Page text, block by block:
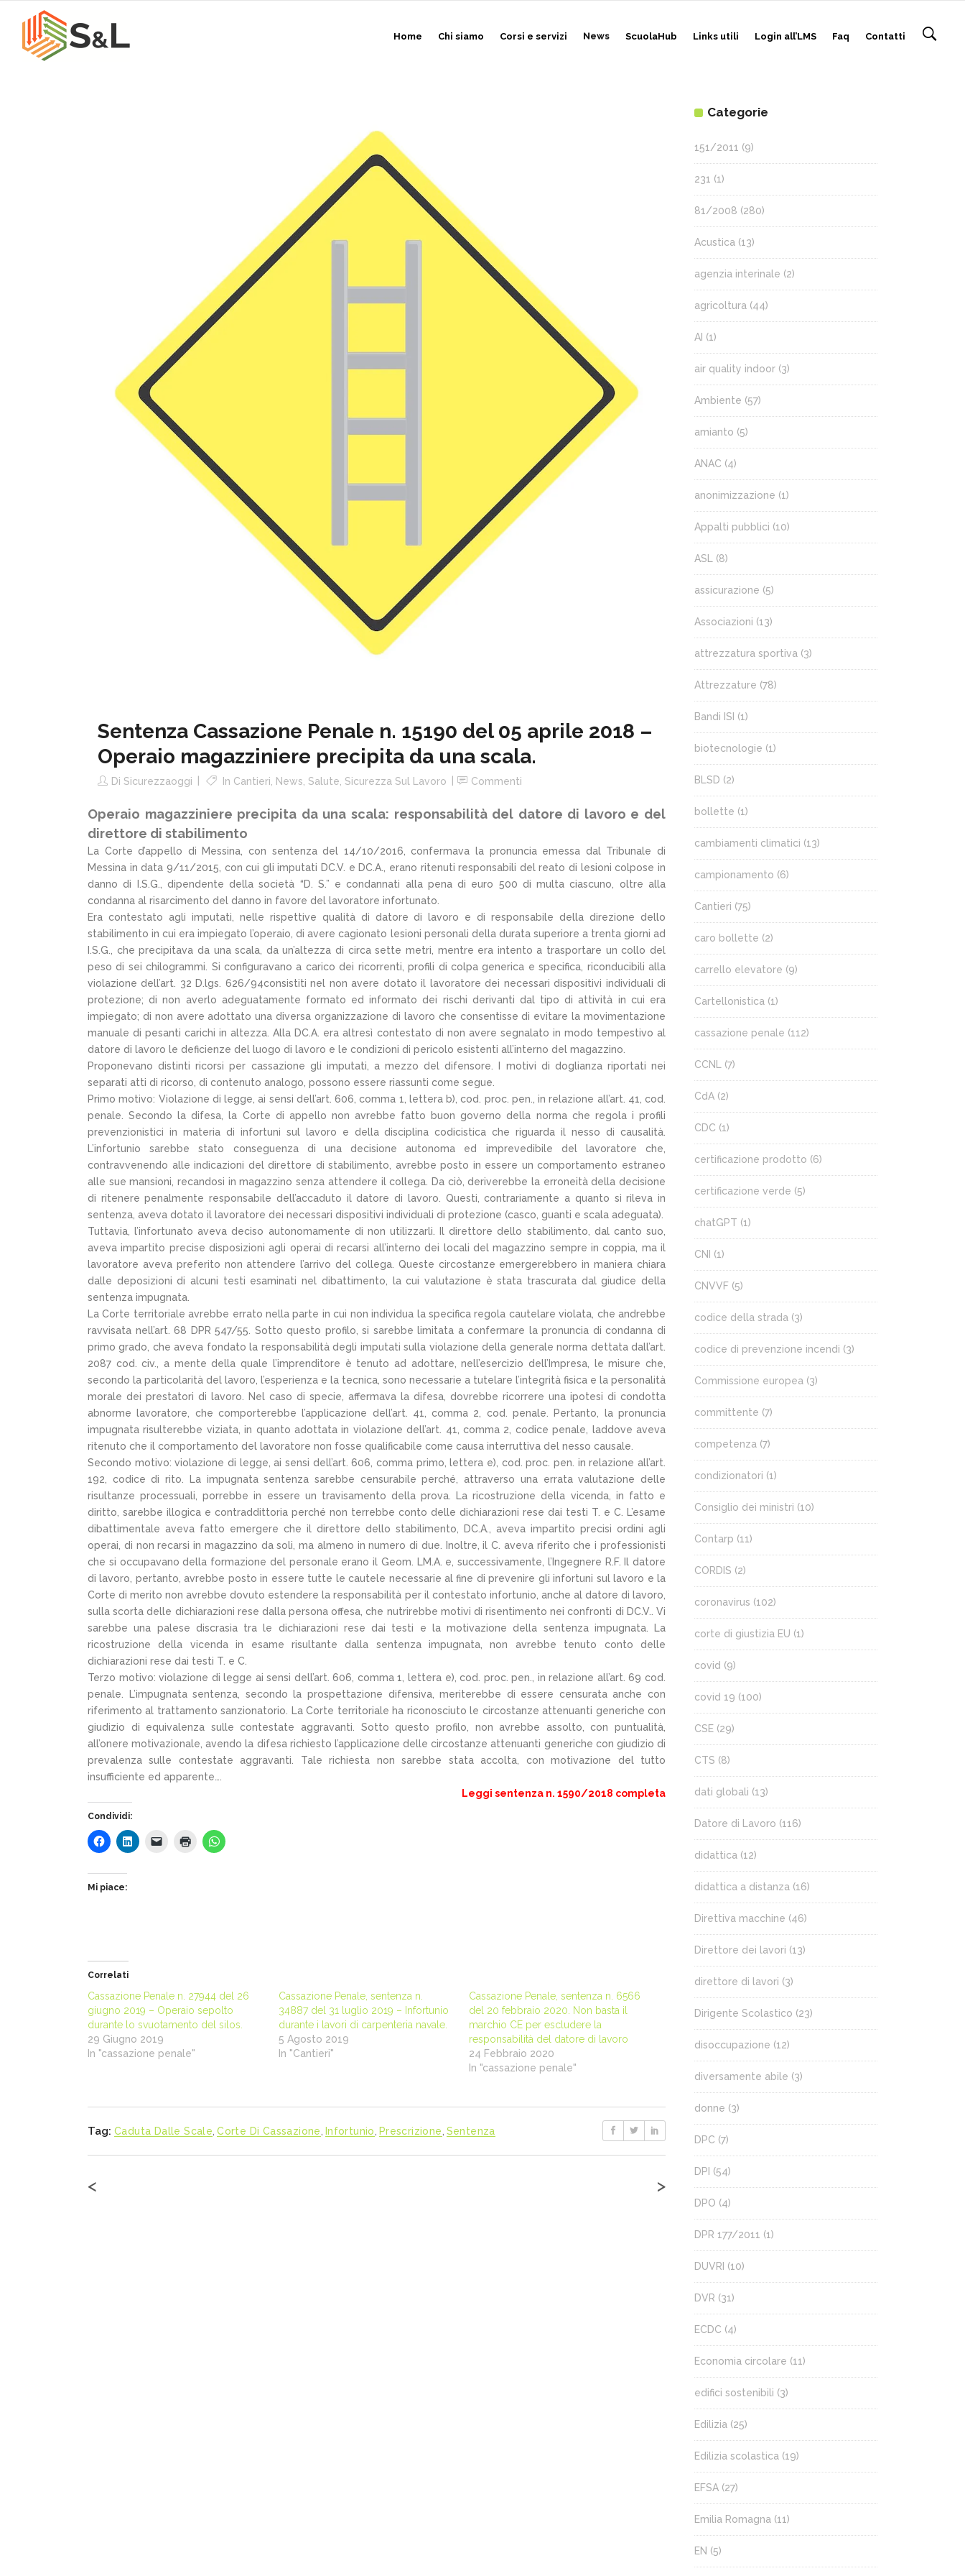
Home Chi siamo Corsi e servizi News ScuolaHub Links utili Login all’LMS Faq Contatti
Sentenza Cassazione Penale n. 15190 del 05 aprile 2018 –
Operaio magazziniere precipita da una scala.
Di Sicurezzaoggi In Cantieri News Salute Sicurezza Sul Lavoro Commenti
Operaio magazziniere precipita da una scala: responsabilità del datore di lavoro e del
direttore di stabilimento
La Corte d’appello di Messina, con sentenza del 14/10/2016, confermava la pronuncia emessa dal Tribunale di
Messina in data 9/11/2015, con cui gli imputati DC.V. e DC.A., erano ritenuti responsabili del reato di lesioni colpose in
danno di I.S.G., dipendente della società “D. S.” e condannati alla pena di euro 500 di multa ciascuno, oltre alla
condanna al risarcimento del danno in favore del lavoratore infortunato.
Era contestato agli imputati, nelle rispettive qualità di datore di lavoro e di responsabile della direzione dello
stabilimento in cui era impiegato l’operaio, di avere cagionato lesioni personali della durata superiore a trenta giorni ad
I.S.G., che precipitava da una scala, da un’altezza di circa sette metri, mentre era intento a trasportare un collo del
peso di sei chilogrammi. Si configuravano a carico dei ricorrenti, profili di colpa generica e specifica, riconducibili alla
violazione dell’art. 32 D.lgs. 626/94consistiti nel non avere dotato il lavoratore dei necessari dispositivi individuali di
protezione; di non averlo adeguatamente formato ed informato dei rischi derivanti dal tipo di attività in cui era
impiegato; di non avere adottato una diversa organizzazione di lavoro che consentisse di evitare la movimentazione
manuale di pesanti carichi in altezza. Alla DC.A. era altresì contestato di non avere segnalato in modo tempestivo al
datore di lavoro le deficienze del luogo di lavoro e le condizioni di pericolo esistenti all’interno del magazzino.
Proponevano distinti ricorsi per cassazione gli imputati, a mezzo del difensore. I motivi di doglianza riportati nei
separati atti di ricorso, di contenuto analogo, possono essere riassunti come segue.
Primo motivo: Violazione di legge, ai sensi dell’art. 606, comma 1, lettera b), cod. proc. pen., in relazione all’art. 41, cod.
penale. Secondo la difesa, la Corte di appello non avrebbe fatto buon governo della norma che regola i profili
prevenzionistici in materia di infortuni sul lavoro e della disciplina codicistica che riguarda il nesso di causalità.
L’infortunio sarebbe stato conseguenza di una decisione autonoma ed imprevedibile del lavoratore che,
contravvenendo alle indicazioni del direttore di stabilimento, avrebbe posto in essere un comportamento estraneo
alle sue mansioni, recandosi in magazzino senza attendere il collega. Da ciò, deriverebbe la erroneità della decisione
di ritenere penalmente responsabile dell’accaduto il datore di lavoro. Questi, contrariamente a quanto si rileva in
sentenza, aveva dotato il lavoratore dei necessari dispositivi individuali di protezione (casco, guanti e scala adeguata).
Tuttavia, l’infortunato aveva deciso autonomamente di non utilizzarli. Il direttore dello stabilimento, dal canto suo,
aveva impartito precise disposizioni agli operai di recarsi all’interno dei locali del magazzino sempre in coppia, ma il
lavoratore aveva preferito non attendere l’arrivo del collega. Queste circostanze emergerebbero in maniera chiara
dalle deposizioni di alcuni testi esaminati nel dibattimento, la cui valutazione è stata trascurata dal giudice della
sentenza impugnata.
La Corte territoriale avrebbe errato nella parte in cui non individua la specifica regola cautelare violata, che andrebbe
ravvisata nell’art. 68 DPR 547/55. Sotto questo profilo, si sarebbe limitata a confermare la pronuncia di condanna di
primo grado, che aveva fondato la responsabilità degli imputati sulla violazione della generale norma dettata dall’art.
2087 cod. civ., a mente della quale l’imprenditore è tenuto ad adottare, nell’esercizio dell’Impresa, le misure che,
secondo la particolarità del lavoro, l’esperienza e la tecnica, sono necessarie a tutelare l’integrità fisica e la personalità
morale dei prestatori di lavoro. Nel caso di specie, affermava la difesa, dovrebbe ricorrere una ipotesi di condotta
abnorme lavoratore, che comporterebbe l’applicazione dell’art. 41, comma 2, cod. penale. Pertanto, la pronuncia
impugnata risulterebbe viziata, in quanto adottata in violazione dell’art. 41, comma 2, codice penale, laddove aveva
ritenuto che il comportamento del lavoratore non fosse qualificabile come causa interruttiva del nesso causale.
Secondo motivo: violazione di legge, ai sensi dell’art. 606, comma primo, lettera e), cod. proc. pen. in relazione all’art.
192, codice di rito. La impugnata sentenza sarebbe censurabile perché, attraverso una errata valutazione delle
risultanze processuali, porrebbe in essere un travisamento della prova. La ricostruzione della vicenda, in fatto e
diritto, sarebbe illogica e contraddittoria perché non terrebbe conto delle dichiarazioni rese dai testi T. e C. L’esame
dibattimentale aveva fatto emergere che il direttore dello stabilimento, DC.A., aveva impartito precisi ordini agli
operai, di non recarsi in magazzino da soli, ma almeno in numero di due. Inoltre, il C. aveva riferito che i professionisti
che si occupavano della formazione del personale erano il Geom. LM.A. e, successivamente, l’Ingegnere R.F. Il datore
di lavoro, pertanto, avrebbe posto in essere tutte le cautele necessarie al fine di prevenire gli infortuni sul lavoro e la
Corte di merito non avrebbe dovuto estendere la responsabilità per il contestato infortunio, anche al datore di lavoro,
sulla scorta delle dichiarazioni rese dalla persona offesa, che nutrirebbe motivi di risentimento nei confronti di DC.V.. Vi
sarebbe una palese discrasia tra le dichiarazioni rese dai testi e la motivazione della sentenza impugnata. La
ricostruzione della vicenda in esame risultante dalla sentenza impugnata, non avrebbe tenuto conto delle
dichiarazioni rese dai testi T. e C.
Terzo motivo: violazione di legge ai sensi dell’art. 606, comma 1, lettera e), cod. proc. pen., in relazione all’art. 69 cod.
penale. L’impugnata sentenza, secondo la prospettazione difensiva, meriterebbe di essere censurata anche con
riferimento al trattamento sanzionatorio. La Corte territoriale ha riconosciuto le circostanze attenuanti generiche con
giudizio di equivalenza sulle contestate aggravanti. Sotto questo profilo, non avrebbe assolto, con puntualità,
all’onere motivazionale, avendo la difesa richiesto l’applicazione delle circostanze attenuanti generiche con giudizio di
prevalenza sulle contestate aggravanti. Tale richiesta non sarebbe stata accolta, con motivazione del tutto
insufficiente ed apparente….
Leggi sentenza n. 1590/2018 completa
Condividi:
Mi piace:
Correlati
Cassazione Penale n. 27944 del 26
giugno 2019 – Operaio sepolto
durante lo svuotamento del silos.
29 Giugno 2019
In "cassazione penale"
Cassazione Penale, sentenza n.
34887 del 31 luglio 2019 – Infortunio
durante i lavori di carpenteria navale.
5 Agosto 2019
In "Cantieri"
Cassazione Penale, sentenza n. 6566
del 20 febbraio 2020. Non basta il
marchio CE per escludere la
responsabilità del datore di lavoro
24 Febbraio 2020
In "cassazione penale"
Tag: Caduta Dalle Scale Corte Di Cassazione Infortunio Prescrizione Sentenza
< >
Categorie
151/2011 (9)
231 (1)
81/2008 (280)
Acustica (13)
agenzia interinale (2)
agricoltura (44)
AI (1)
air quality indoor (3)
Ambiente (57)
amianto (5)
ANAC (4)
anonimizzazione (1)
Appalti pubblici (10)
ASL (8)
assicurazione (5)
Associazioni (13)
attrezzatura sportiva (3)
Attrezzature (78)
Bandi ISI (1)
biotecnologie (1)
BLSD (2)
bollette (1)
cambiamenti climatici (13)
campionamento (6)
Cantieri (75)
caro bollette (2)
carrello elevatore (9)
Cartellonistica (1)
cassazione penale (112)
CCNL (7)
CdA (2)
CDC (1)
certificazione prodotto (6)
certificazione verde (5)
chatGPT (1)
CNI (1)
CNVVF (5)
codice della strada (3)
codice di prevenzione incendi (3)
Commissione europea (3)
committente (7)
competenza (7)
condizionatori (1)
Consiglio dei ministri (10)
Contarp (11)
CORDIS (2)
coronavirus (102)
corte di giustizia EU (1)
covid (9)
covid 19 (100)
CSE (29)
CTS (8)
dati globali (13)
Datore di Lavoro (116)
didattica (12)
didattica a distanza (16)
Direttiva macchine (46)
Direttore dei lavori (13)
direttore di lavori (3)
Dirigente Scolastico (23)
disoccupazione (12)
diversamente abile (3)
donne (3)
DPC (7)
DPI (54)
DPO (4)
DPR 177/2011 (1)
DUVRI (10)
DVR (31)
ECDC (4)
Economia circolare (11)
edifici sostenibili (3)
Edilizia (25)
Edilizia scolastica (19)
EFSA (27)
Emilia Romagna (11)
EN (5)